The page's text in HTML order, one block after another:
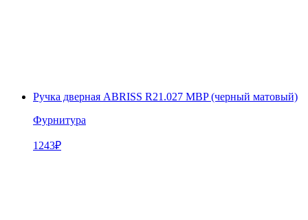
Ручка дверная ABRISS R21.027 MBP (черный матовый)
Фурнитура
1243₽